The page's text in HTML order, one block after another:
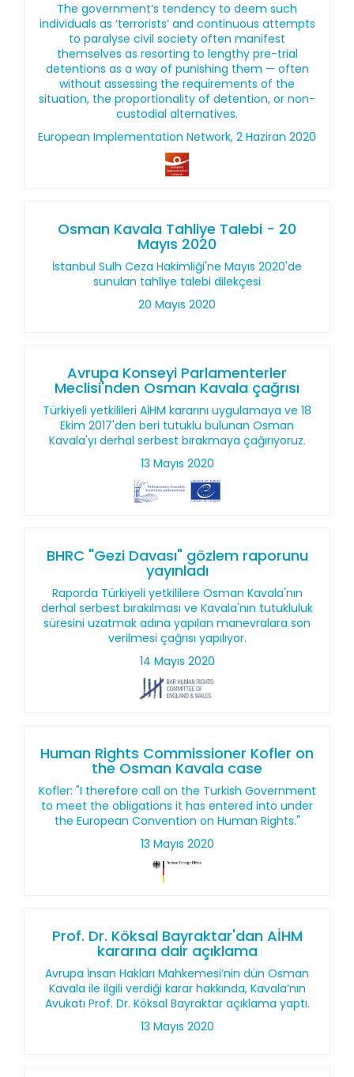
The government’s tendency to deem such
individuals as ‘terrorists’ and continuous attempts
to paralyse civil society often manifest
themselves as resorting to lengthy pre-trial
detentions as a way of punishing them — often
without assessing the requirements of the
situation, the proportionality of detention, or non-
custodial alternatives.
European Implementation Network, 2 Haziran 2020
Osman Kavala Tahliye Talebi - 20
Mayıs 2020
İstanbul Sulh Ceza Hakimliği'ne Mayıs 2020'de
sunulan tahliye talebi dilekçesi
20 Mayıs 2020
Avrupa Konseyi Parlamenterler
Meclisi'nden Osman Kavala çağrısı
Türkiyeli yetkilileri AİHM kararını uygulamaya ve 18
Ekim 2017'den beri tutuklu bulunan Osman
Kavala'yı derhal serbest bırakmaya çağırıyoruz.
13 Mayıs 2020
BHRC "Gezi Davası" gözlem raporunu
yayınladı
Raporda Türkiyeli yetkililere Osman Kavala'nın
derhal serbest bırakılması ve Kavala'nın tutukluluk
süresini uzatmak adına yapılan manevralara son
verilmesi çağrısı yapılıyor.
14 Mayıs 2020
Human Rights Commissioner Kofler on
the Osman Kavala case
Kofler: "I therefore call on the Turkish Government
to meet the obligations it has entered into under
the European Convention on Human Rights."
13 Mayıs 2020
Prof. Dr. Köksal Bayraktar'dan AİHM
kararına dair açıklama
Avrupa İnsan Hakları Mahkemesi’nin dün Osman
Kavala ile ilgili verdiği karar hakkında, Kavala’nın
Avukatı Prof. Dr. Köksal Bayraktar açıklama yaptı.
13 Mayıs 2020